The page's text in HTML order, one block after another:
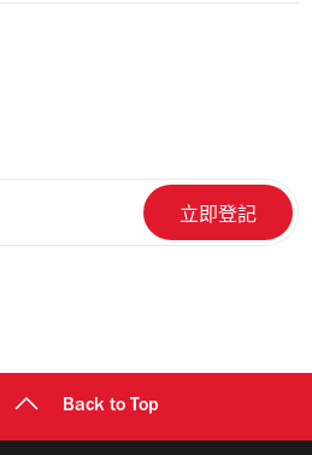
Back to Top